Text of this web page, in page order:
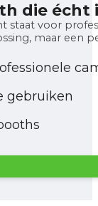
die
voor
maar een
gebruiken